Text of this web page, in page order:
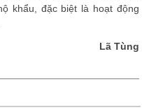
khẩu, đặc biệt là hoạt động
Lã Tùng